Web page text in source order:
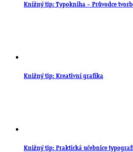
Knižný tip: Typokniha – Průvodce
Knižný tip: Kreativní grafika
Knižný tip: Praktická učebnice